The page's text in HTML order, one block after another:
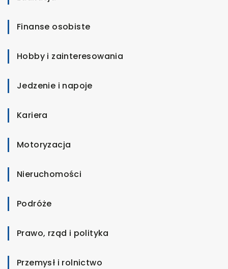
Finanse osobiste
Hobby i zainteresowania
Jedzenie i napoje
Kariera
Motoryzacja
Nieruchomości
Podróże
Prawo, rząd i polityka
Przemysł i rolnictwo